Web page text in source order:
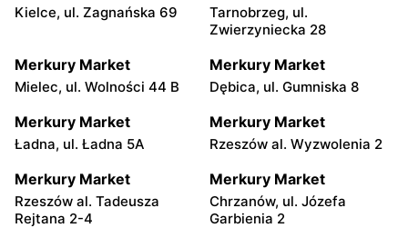
Kielce, ul. Zagnańska 69
Tarnobrzeg, ul.
Zwierzyniecka 28
Merkury Market
Mielec, ul. Wolności 44 B
Merkury Market
Dębica, ul. Gumniska 8
Merkury Market
Ładna, ul. Ładna 5A
Merkury Market
Rzeszów al. Wyzwolenia 2
Merkury Market
Rzeszów al. Tadeusza
Rejtana 2-4
Merkury Market
Chrzanów, ul. Józefa
Garbienia 2